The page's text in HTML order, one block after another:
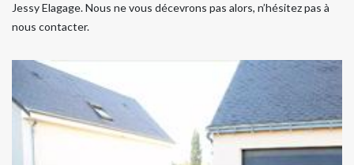
Jessy Elagage. Nous ne vous décevrons pas alors, n’hésitez pas à
nous contacter.